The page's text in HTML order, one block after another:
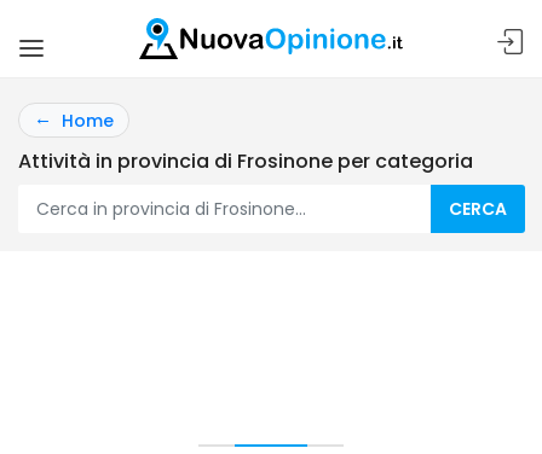
Home
Attività in provincia di Frosinone per categoria
CERCA